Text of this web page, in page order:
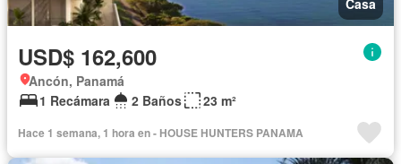
Casa
USD$ 162,600
Ancón, Panamá
1 Recámara
2 Baños 23 m²
Hace 1 semana, 1 hora en - HOUSE HUNTERS PANAMA